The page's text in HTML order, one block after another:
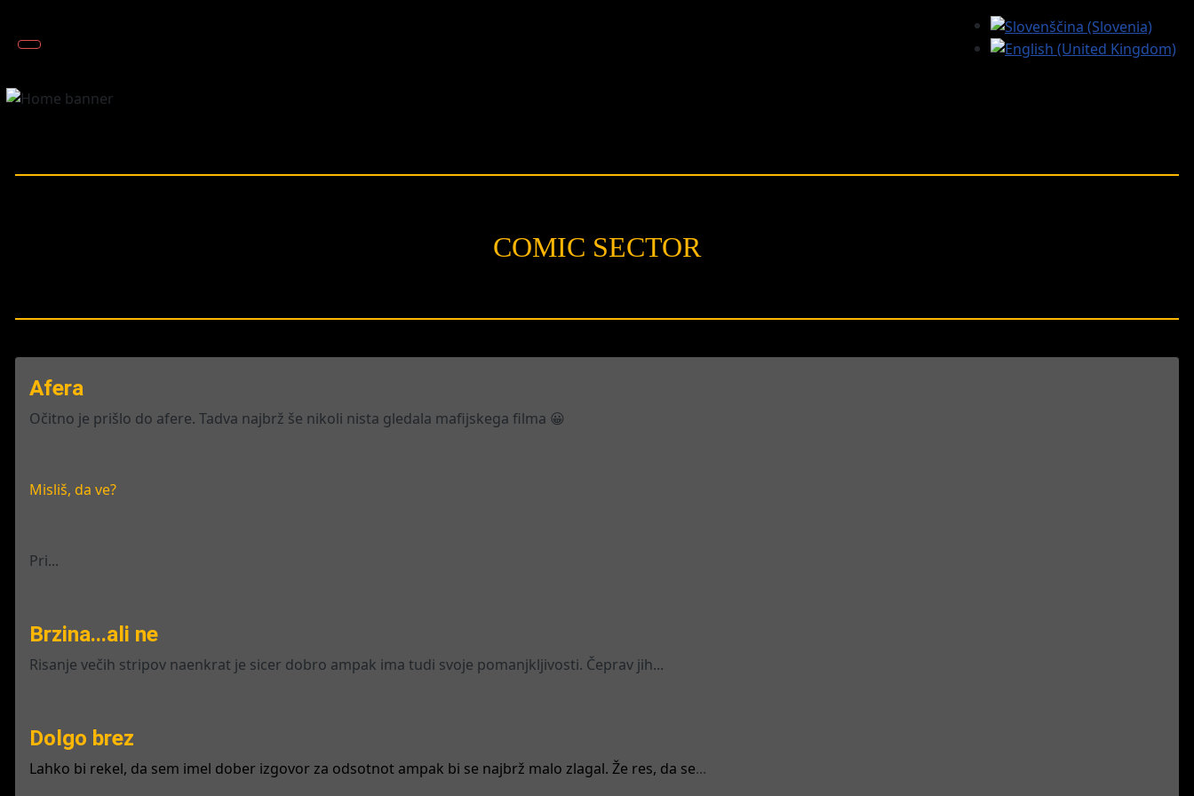
Izberite vaš jezik
COMIC SECTOR
Afera
Očitno je prišlo do afere. Tadva najbrž še nikoli nista gledala mafijskega filma 😀
Misliš, da ve?
Pri...
Brzina...ali ne
Risanje večih stripov naenkrat je sicer dobro ampak ima tudi svoje pomanjkljivosti. Čeprav jih...
Dolgo brez
Lahko bi rekel, da sem imel dober izgovor za odsotnot ampak bi se najbrž malo zlagal. Že res, da se...